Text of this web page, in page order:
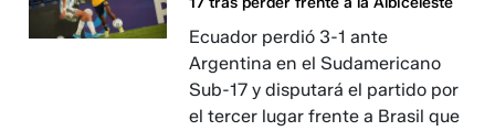
Ecuador perdió 3-1 ante
Argentina en el Sudamericano
Sub-17 y disputará el partido por
el tercer lugar frente a Brasil que